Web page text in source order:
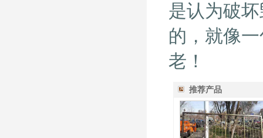
是认为破
的，就像
老！
推荐产品